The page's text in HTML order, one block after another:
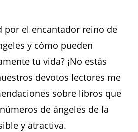
por el encantador reino de
y cómo pueden
tu vida? ¡No estás
devotos lectores me
sobre libros que
de ángeles de la
y atractiva.